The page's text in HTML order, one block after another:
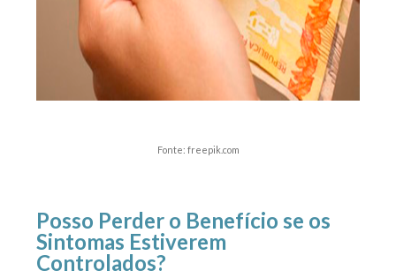
Fonte: freepik.com
Posso Perder o Benefício se os
Sintomas Estiverem
Controlados?